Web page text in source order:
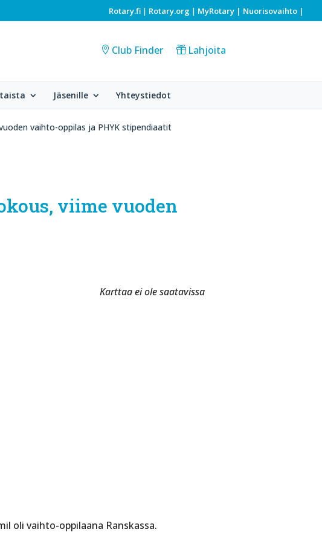
Rotary.fi | Rotary.org | MyRotary | Nuorisovaihto |
Club Finder Lahjoita
Jäsenille Yhteystiedot
vaihto-oppilas ja PHYK stipendiaatit
viime vuoden
Karttaa ei ole saatavissa
oli vaihto-oppilaana Ranskassa.